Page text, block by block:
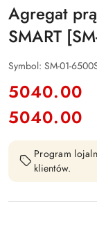
Agregat
SMART
Symbol: SM-01-
cena:
5040.00
Cena:
5040.00
Program
klientów.